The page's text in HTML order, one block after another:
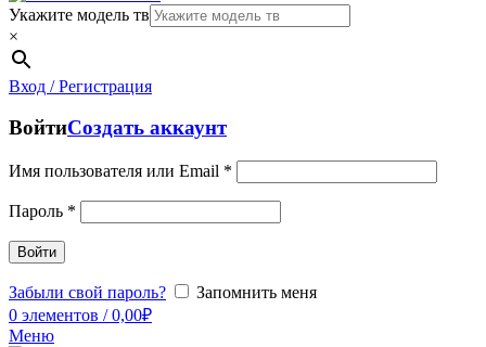
Укажите модель тв
×
Вход / Регистрация
ВойтиСоздать аккаунт
Имя пользователя или Email *
Пароль *
Войти
Забыли свой пароль?
Запомнить меня
0 элементов / 0,00₽
Меню